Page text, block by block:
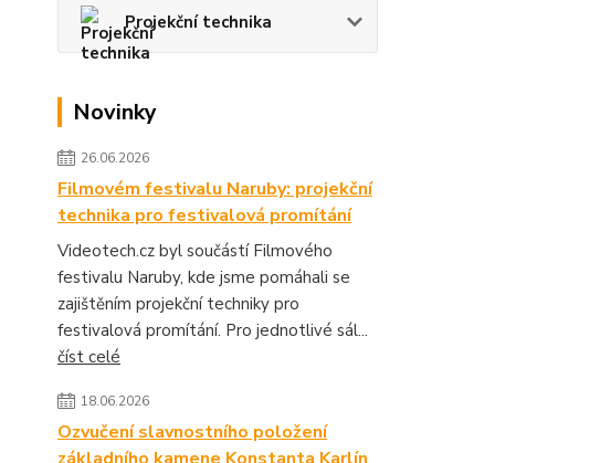
Projekční technika
Novinky
26.06.2026
Filmovém festivalu Naruby: projekční
technika pro festivalová promítání
Videotech.cz byl součástí Filmového
festivalu Naruby, kde jsme pomáhali se
zajištěním projekční techniky pro
festivalová promítání. Pro jednotlivé sál...
číst celé
18.06.2026
Ozvučení slavnostního položení